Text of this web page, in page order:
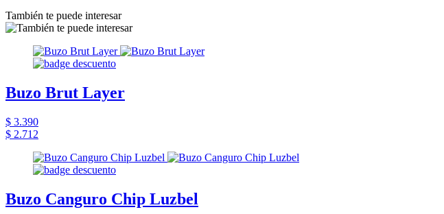
También te puede interesar
Buzo Brut Layer
$ 3.390
$ 2.712
Buzo Canguro Chip Luzbel